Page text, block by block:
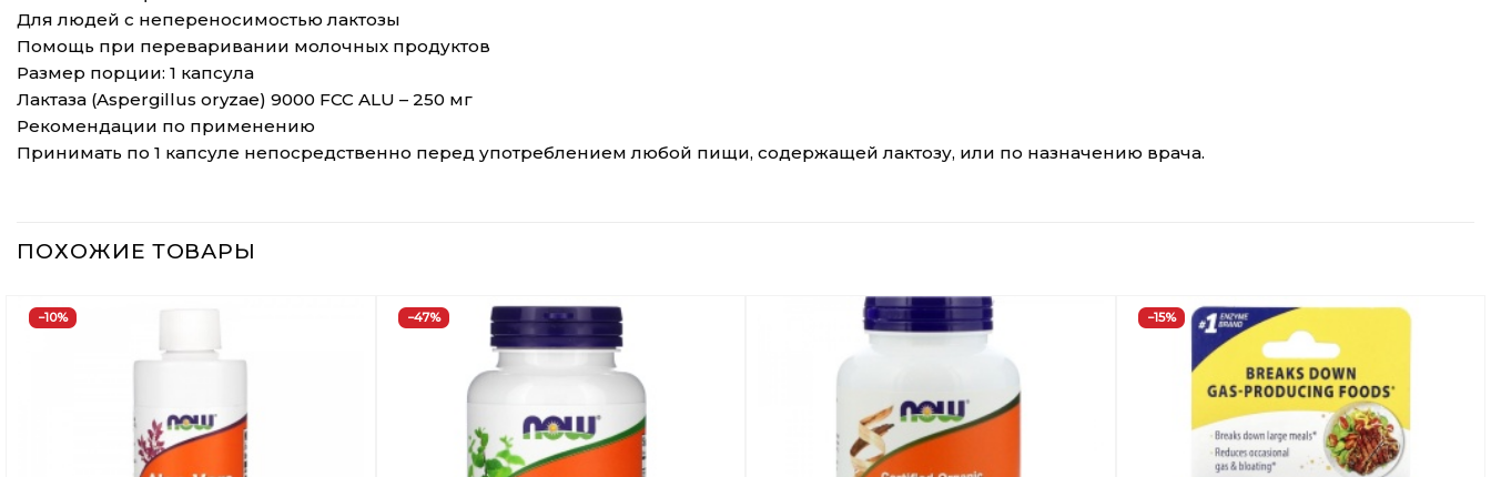
Для людей с непереносимостью лактозы
Помощь при переваривании молочных продуктов
Размер порции: 1 капсула
Лактаза (Aspergillus oryzae) 9000 FCC ALU – 250 мг
Рекомендации по применению
Принимать по 1 капсуле непосредственно перед употреблением любой пищи, содержащей лактозу, или по назначению врача.
ПОХОЖИЕ ТОВАРЫ
−10% −47% −15%